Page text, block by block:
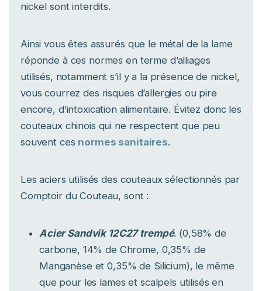
nickel sont interdits.
Ainsi vous êtes assurés que le métal de la lame
réponde à ces normes en terme d’alliages
utilisés, notamment s’il y a la présence de nickel,
vous courrez des risques d’allergies ou pire
encore, d’intoxication alimentaire. Évitez donc les
couteaux chinois qui ne respectent que peu
souvent ces normes sanitaires.
Les aciers utilisés des couteaux sélectionnés par
Comptoir du Couteau, sont :
Acier Sandvik 12C27 trempé. (0,58% de
carbone, 14% de Chrome, 0,35% de
Manganèse et 0,35% de Silicium), le même
que pour les lames et scalpels utilisés en